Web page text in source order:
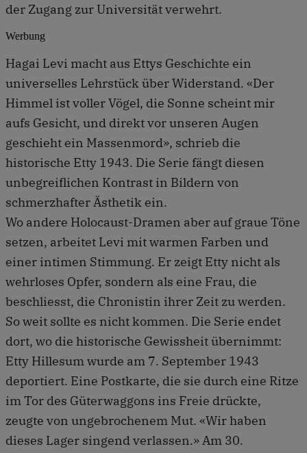
der Zugang zur Universität verwehrt.
Werbung
Hagai Levi macht aus Ettys Geschichte ein
universelles Lehrstück über Widerstand. «Der
Himmel ist voller Vögel, die Sonne scheint mir
aufs Gesicht, und direkt vor unseren Augen
geschieht ein Massenmord», schrieb die
historische Etty 1943. Die Serie fängt diesen
unbegreiflichen Kontrast in Bildern von
schmerzhafter Ästhetik ein.
Wo andere Holocaust-Dramen aber auf graue Töne
setzen, arbeitet Levi mit warmen Farben und
einer intimen Stimmung. Er zeigt Etty nicht als
wehrloses Opfer, sondern als eine Frau, die
beschliesst, die Chronistin ihrer Zeit zu werden.
So weit sollte es nicht kommen. Die Serie endet
dort, wo die historische Gewissheit übernimmt:
Etty Hillesum wurde am 7. September 1943
deportiert. Eine Postkarte, die sie durch eine Ritze
im Tor des Güterwaggons ins Freie drückte,
zeugte von ungebrochenem Mut. «Wir haben
dieses Lager singend verlassen.» Am 30.